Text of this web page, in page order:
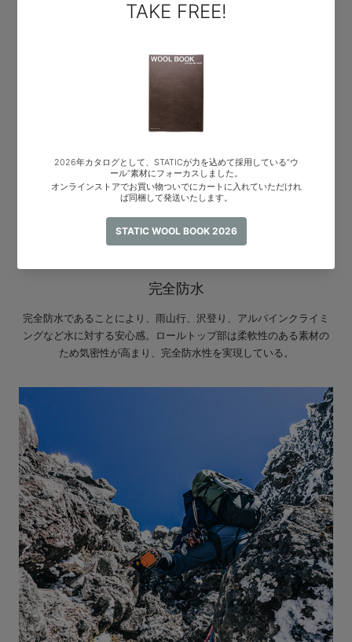
完全防水
完全防水であることにより、雨山行、沢登り、アルパインクライミ
ングなど水に対する安心感。ロールトップ部は柔軟性のある素材の
ため気密性が高まり、完全防水性を実現している。